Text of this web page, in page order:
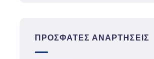
ΠΡΌΣΦΑΤΕΣ ΑΝΑΡΤΉΣΕΙΣ